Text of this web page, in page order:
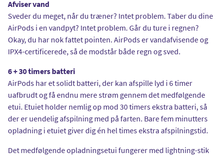
Afviser vand
Sveder du meget, når du træner? Intet problem. Taber du dine
AirPods i en vandpyt? Intet problem. Går du ture i regnen?
Okay, du har nok fattet pointen. AirPods er vandafvisende og
IPX4-certificerede, så de modstår både regn og sved.
6 + 30 timers batteri
AirPods har et solidt batteri, der kan afspille lyd i 6 timer
uafbrudt og få endnu mere strøm gennem det medfølgende
etui. Etuiet holder nemlig op mod 30 timers ekstra batteri, så
der er uendelig afspilning med på farten. Bare fem minutters
opladning i etuiet giver dig én hel times ekstra afspilningstid.
Det medfølgende opladningsetui fungerer med lightning-stik